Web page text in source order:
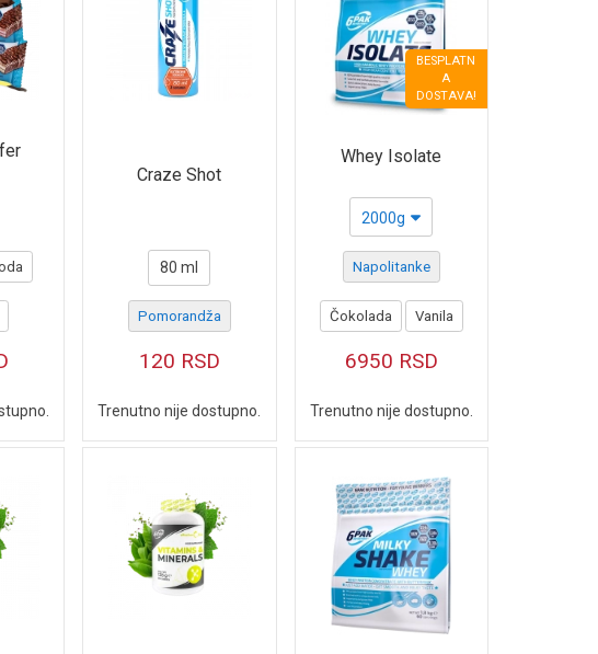
Craze Shot
80 ml
Pomorandža
120 RSD
Trenutno nije dostupno.
BESPLATN
A
DOSTAVA!
Whey Isolate
2000g
Napolitanke
Čokolada Vanila
6950 RSD
Trenutno nije dostupno.